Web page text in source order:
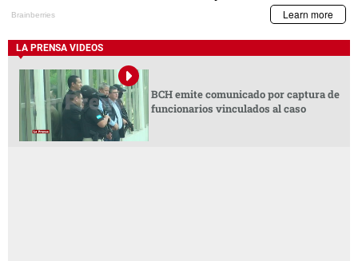
LA PRENSA VIDEOS
BCH emite comunicado por captura de
funcionarios vinculados al caso